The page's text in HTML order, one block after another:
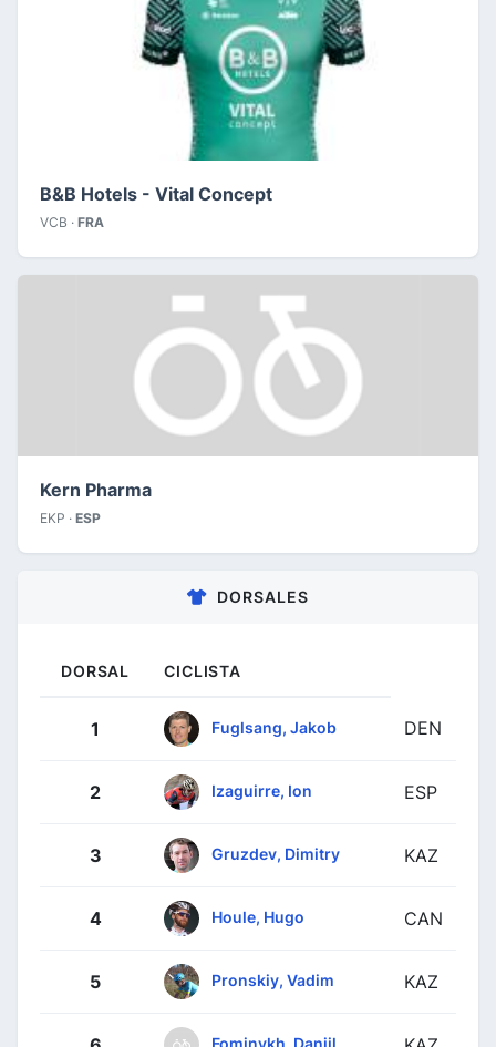
B&B Hotels - Vital Concept
VCB · FRA
Kern Pharma
EKP · ESP
DORSALES
DORSAL CICLISTA
1 Fuglsang, Jakob DEN
2 Izaguirre, Ion ESP
3 Gruzdev, Dimitry KAZ
4 Houle, Hugo CAN
5 Pronskiy, Vadim KAZ
Fominykh, Daniil